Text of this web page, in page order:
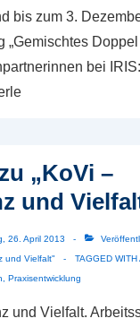
bis zum 3.
„Gemischtes
bei
„KoVi –
und
26. April 2013
und Vielfalt"
TAGGED WITH
Praxisentwicklung
und Vielfalt.